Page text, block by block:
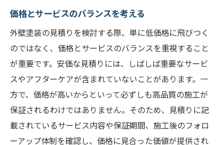
価格とサービスのバランスを考える
外壁塗装の見積りを検討する際、単に低価格に飛びつく
のではなく、価格とサービスのバランスを重視すること
が重要です。安価な見積りには、しばしば重要なサービ
スやアフターケアが含まれていないことがあります。一
方で、価格が高いからといって必ずしも高品質の施工が
保証されるわけではありません。そのため、見積りに記
載されているサービス内容や保証期間、施工後のフォロ
ーアップ体制を確認し、価格に見合った価値が提供され